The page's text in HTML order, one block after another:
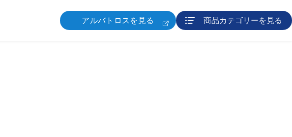
アルバトロスを見る 商品カテゴリーを見る